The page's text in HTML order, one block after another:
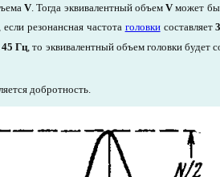
V. Тогда эквивалентный объемVможет
резонансная частота головкисоставляет
Гц, то эквивалентный объем головки будет
добротность.